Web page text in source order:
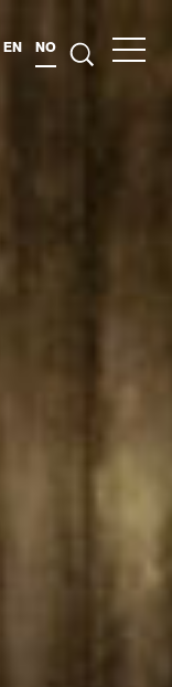
EN NO